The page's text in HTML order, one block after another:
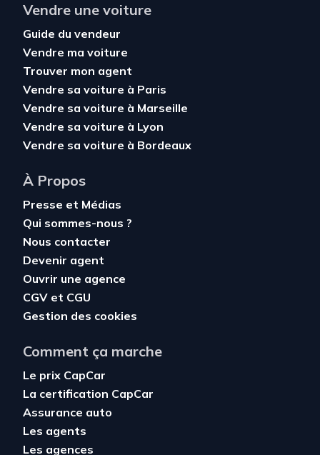
Vendre une voiture
Guide du vendeur
Vendre ma voiture
Trouver mon agent
Vendre sa voiture à Paris
Vendre sa voiture à Marseille
Vendre sa voiture à Lyon
Vendre sa voiture à Bordeaux
À Propos
Presse et Médias
Qui sommes-nous ?
Nous contacter
Devenir agent
Ouvrir une agence
CGV et CGU
Gestion des cookies
Comment ça marche
Le prix CapCar
La certification CapCar
Assurance auto
Les agents
Les agences